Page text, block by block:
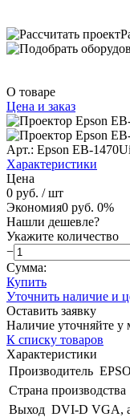
О товаре
Цена и заказ
Арт.: Epson EB-1470Ui
Характеристики
Цена
0 руб. / шт
Экономия0 руб. 0%
Нашли дешевле?
Укажите количество
−
Сумма:
Купить
Уточнить наличие и
Оставить заявку
Наличие уточняйте у
К списку товаров
Характеристики
Производитель
Страна производства
Выход DVI-D VGA,